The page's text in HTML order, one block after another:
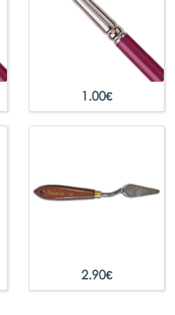
1.00€
2.90€